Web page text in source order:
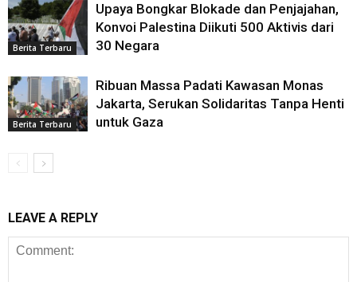
Berita Terbaru
Upaya Bongkar Blokade dan Penjajahan,
Konvoi Palestina Diikuti 500 Aktivis dari
30 Negara
Berita Terbaru
Ribuan Massa Padati Kawasan Monas
Jakarta, Serukan Solidaritas Tanpa Henti
untuk Gaza
LEAVE A REPLY